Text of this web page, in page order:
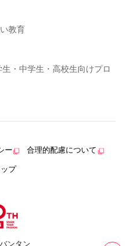
教育
・中学生・高校生向けプロ
ー 合理的配慮について
プ
ンタン